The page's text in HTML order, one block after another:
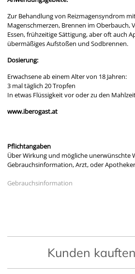
Zur Behandlung von Reizmagensyndrom
Magenschmerzen, Brennen im Oberbauch,
Essen, frühzeitige Sättigung, aber oft auch
übermäßiges Aufstoßen und Sodbrennen.
Dosierung:
Erwachsene ab einem Alter von 18 Jahren:
3 mal täglich 20 Tropfen
In etwas Flüssigkeit vor oder zu den
www.iberogast.at
Pflichtangaben
Über Wirkung und mögliche unerwünschte
Gebrauchsinformation, Arzt, oder
Gebrauchsinformation
Kunden